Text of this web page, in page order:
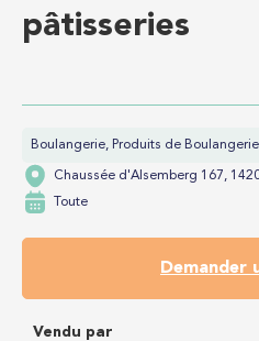
pâtisseries
Boulangerie, Produits de
Chaussée d'Alsemberg 167,
Toute
Demander
Vendu par